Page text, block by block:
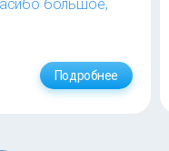
большое,
Подробнее